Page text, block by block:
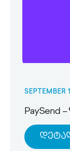
SEPTEMBER
PaySend